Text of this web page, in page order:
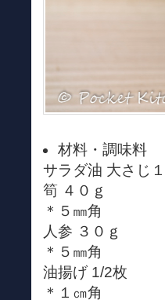
材料・調味料
サラダ油 大さじ１
筍 ４０ｇ
＊５㎜角
人参 ３０ｇ
＊５㎜角
油揚げ 1/2枚
＊１㎝角